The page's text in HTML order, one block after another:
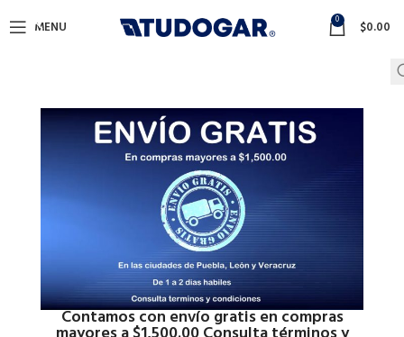
Contamos con envío gratis en compras
MENU 0 $0.00